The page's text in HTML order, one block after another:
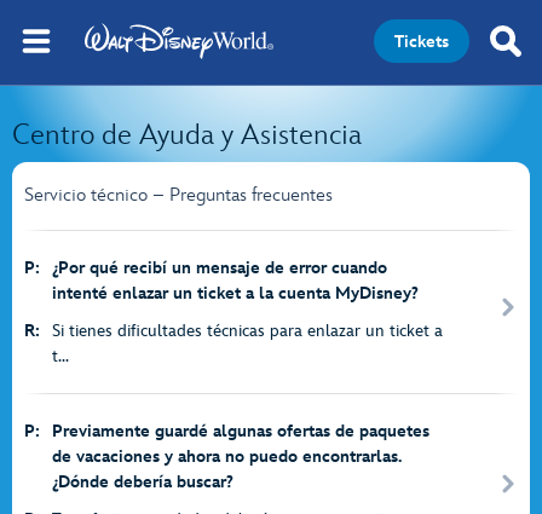
Tickets
Centro de Ayuda y Asistencia
Servicio técnico – Preguntas frecuentes
P:
¿Por qué recibí un mensaje de error cuando
intenté enlazar un ticket a la cuenta MyDisney?
R:
Si tienes dificultades técnicas para enlazar un ticket a
t...
P:
Previamente guardé algunas ofertas de paquetes
de vacaciones y ahora no puedo encontrarlas.
¿Dónde debería buscar?